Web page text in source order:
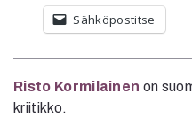
Sähköpostitse
Risto Kormilainen on
kriitikko.